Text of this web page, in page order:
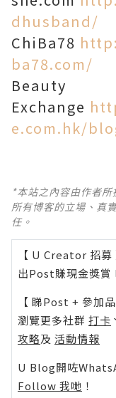
dhusband/
ChiBa78
ba78.com/
Beauty
Exchange
e.com.hk/
*本站之內容由作者
所有博客的立場、真
任。
【 U Creator 招募
出Post賺現金獎賞
【 睇Post + 參加品
瀏覽更多社群 打卡
攻略及 活動情報
U Blog開咗
Follow 我哋 ！